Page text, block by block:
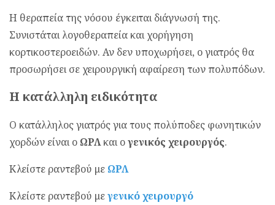
Η θεραπεία της νόσου έγκειται διάγνωσή της.
Συνιστάται λογοθεραπεία και χορήγηση
κορτικοστεροειδών. Αν δεν υποχωρήσει, ο γιατρός θα
προσωρήσει σε χειρουργική αφαίρεση των πολυπόδων.
Η κατάλληλη ειδικότητα
Ο κατάλληλος γιατρός για τους πολύποδες φωνητικών
χορδών είναι ο ΩΡΛκαι ογενικός χειρουργός.
Κλείστε ραντεβού με ΩΡΛ
Κλείστε ραντεβού μεγενικό χειρουργό